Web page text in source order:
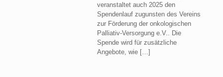
veranstaltet auch 2025 den
Spendenlauf zugunsten des Vereins
zur Förderung der onkologischen
Palliativ-Versorgung e.V.. Die
Spende wird für zusätzliche
Angebote, wie […]